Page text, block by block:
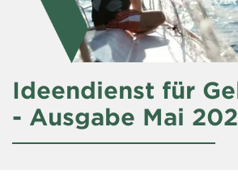
Ideendienst für
- Ausgabe Mai